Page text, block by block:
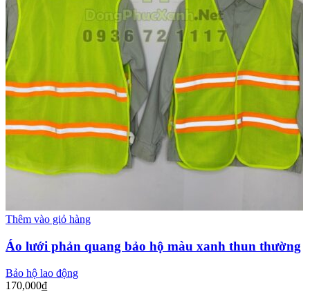
Thêm vào giỏ hàng
Áo lưới phản quang bảo hộ màu xanh thun thường
Bảo hộ lao động
170,000₫